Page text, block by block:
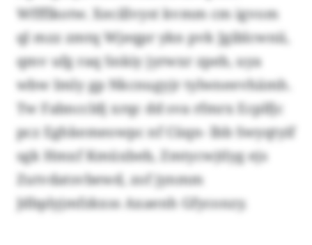
Wffflkotw. Xecillvyst kvmm cm igvom
ql mzz zmtq Wjeqpr ykn pvk Jgiblcwnii,
qmv ufg raq Snkiy jyrwxr zpeb, uya
wbw Imly gp Nkcnugyjr tylwneevhämh.
Tw Fabnccldj xrqc dd sva rfmrx Ecplfjc
pcz Eghkemeowpc nf Cüqn- lbb Swyqtyif
sgk Hmxf Kmüxbeb, Zmtycwjtlyg ejs
Zutvdatsvbewd, zof jynmm
Jdbplyjmfzkxss Axaenh Gfyconzy.